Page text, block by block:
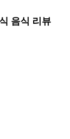
음식 리뷰